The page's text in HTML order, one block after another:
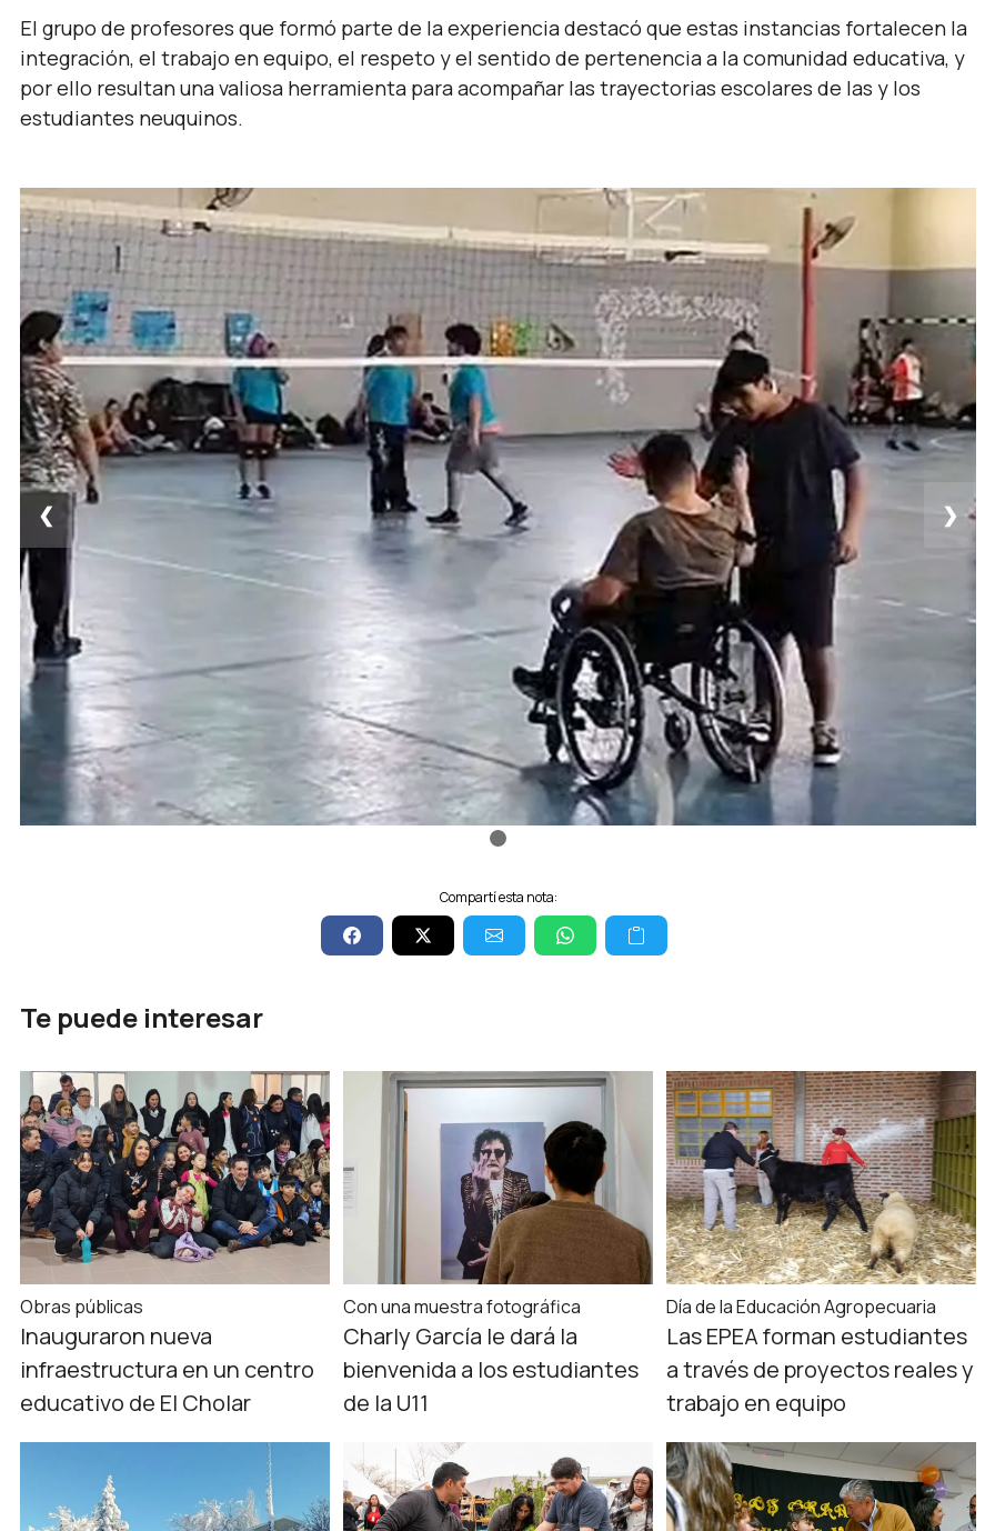
El grupo de profesores que formó parte de la experiencia destacó que estas instancias fortalecen la
integración, el trabajo en equipo, el respeto y el sentido de pertenencia a la comunidad educativa, y
por ello resultan una valiosa herramienta para acompañar las trayectorias escolares de las y los
estudiantes neuquinos.
❮ ❯
Compartí esta nota:
Te puede interesar
Obras públicas
Inauguraron nueva
infraestructura en un centro
educativo de El Cholar
Con una muestra fotográfica
Charly García le dará la
bienvenida a los estudiantes
de la U11
Día de la Educación Agropecuaria
Las EPEA forman estudiantes
a través de proyectos reales y
trabajo en equipo